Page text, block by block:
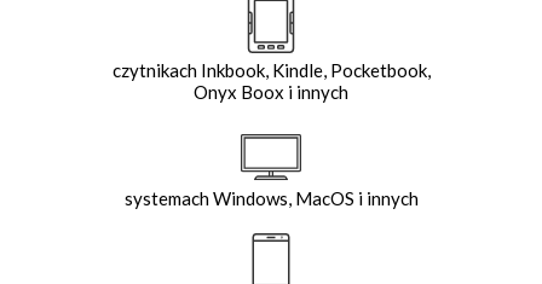
czytnikach Inkbook, Kindle, Pocketbook,
Onyx Boox i innych
systemach Windows, MacOS i innych